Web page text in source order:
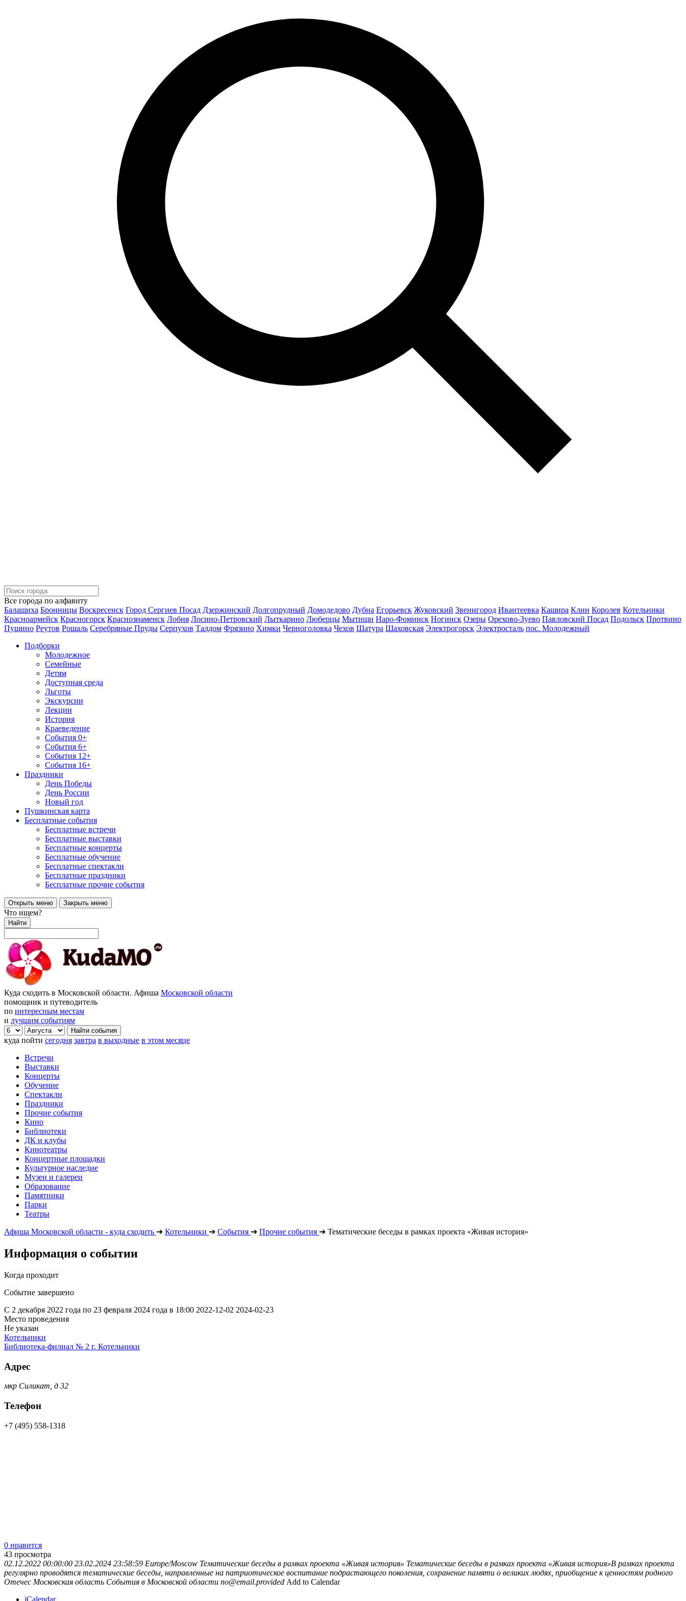
Все города по алфавиту
Балашиха Бронницы Воскресенск Город Сергиев Посад Дзержинский Долгопрудный Домодедово Дубна Егорьевск Жуковский Звенигород Ивантеевка Кашира Клин Королев Котельники
Красноармейск Красногорск Краснознаменск Лобня Лосино-Петровский Лыткарино Люберцы Мытищи Наро-Фоминск Ногинск Озеры Орехово-Зуево Павловский Посад Подольск Протвино
Пущино Реутов Рошаль Серебряные Пруды Серпухов Талдом Фрязино Химки Черноголовка Чехов Шатура Шаховская Электрогорск Электросталь пос. Молодежный
Подборки
Молодежное
Семейные
Детям
Доступная среда
Льготы
Экскурсии
Лекции
История
Краеведение
События 0+
События 6+
События 12+
События 16+
Праздники
День Победы
День России
Новый год
Пушкинская карта
Бесплатные события
Бесплатные встречи
Бесплатные выставки
Бесплатные концерты
Бесплатные обучение
Бесплатные спектакли
Бесплатные праздники
Бесплатные прочие события
Открыть меню Закрыть меню
Что ищем?
Найти
Куда сходить в Московской области. Афиша Московской области
помощник и путеводитель
по интересным местам
и лучшим событиям
куда пойти сегодня завтра в выходные в этом месяце
Встречи
Выставки
Концерты
Обучение
Спектакли
Праздники
Прочие события
Кино
Библиотеки
ДК и клубы
Кинотеатры
Концертные площадки
Культурное наследие
Музеи и галереи
Образование
Памятники
Парки
Театры
Афиша Московской области - куда сходить ➔ Котельники ➔ События ➔ Прочие события ➔ Тематические беседы в рамках проекта «Живая история»
Информация о событии
Когда проходит
Событие завершено
С 2 декабря 2022 года по 23 февраля 2024 года в 18:00 2022-12-02 2024-02-23
Место проведения
Не указан
Котельники
Библиотека-филиал № 2 г. Котельники
Адрес
мкр Силикат, д 32
Телефон
+7 (495) 558-1318
0 нравится
43 просмотра
02.12.2022 00:00:00 23.02.2024 23:58:59 Europe/Moscow Тематические беседы в рамках проекта «Живая история» Тематические беседы в рамках проекта «Живая история»В рамках проекта
регулярно проводятся тематические беседы, направленные на патриотическое воспитание подрастающего поколения, сохранение памяти о великих людях, приобщение к ценностям родного
Отечес Московская область События в Московской области no@email.provided Add to Calendar
iCalendar